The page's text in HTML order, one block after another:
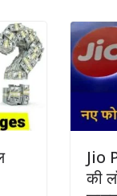
Jio
की